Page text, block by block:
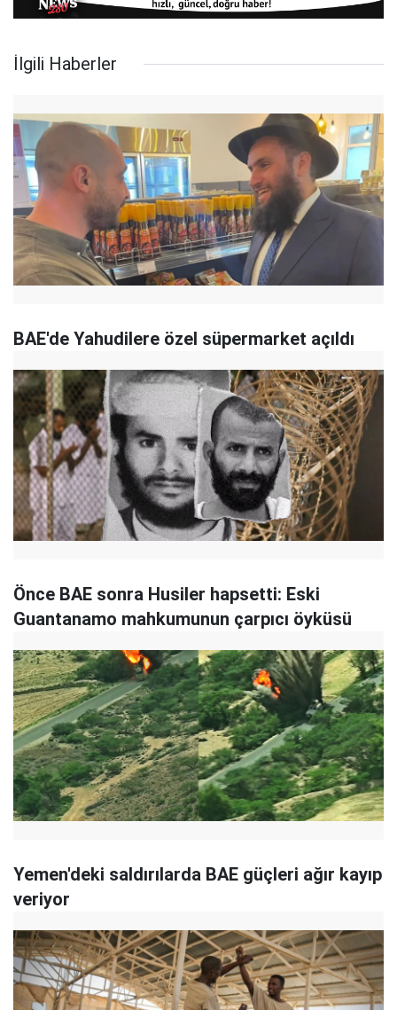
İlgili Haberler
BAE'de Yahudilere özel süpermarket açıldı
Önce BAE sonra Husiler hapsetti: Eski
Guantanamo mahkumunun çarpıcı öyküsü
Yemen'deki saldırılarda BAE güçleri ağır kayıp
veriyor